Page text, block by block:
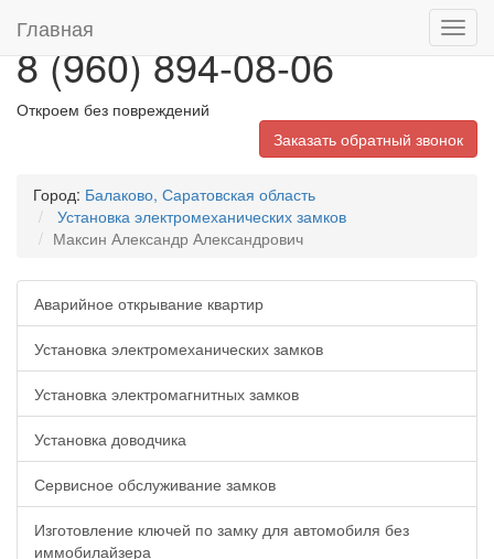
Главная
8 (960) 894-08-06
Откроем без повреждений
Заказать обратный звонок
Город: Балаково, Саратовская область
Установка электромеханических замков
Максин Александр Александрович
Аварийное открывание квартир
Установка электромеханических замков
Установка электромагнитных замков
Установка доводчика
Сервисное обслуживание замков
Изготовление ключей по замку для автомобиля без
иммобилайзера